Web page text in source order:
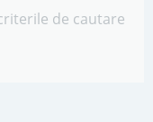
de cautare